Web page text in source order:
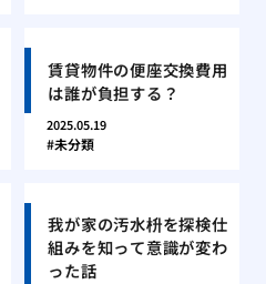
賃貸物件の便座交換費用
は誰が負担する？
2025.05.19
未分類
我が家の汚水枡を探検仕
組みを知って意識が変わ
った話